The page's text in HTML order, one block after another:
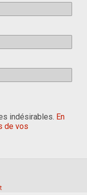
indésirables. En
de vos